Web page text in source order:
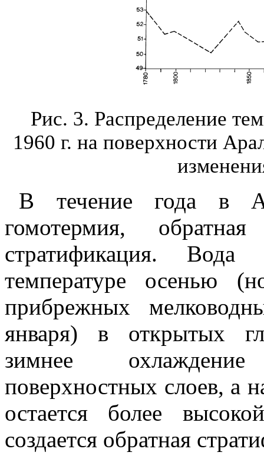
Рис. 3. Распределение
1960 г. на поверхности
В течение года в
гомотермия,
стратификация. Вода
температуре осенью
прибрежных
января) в открытых
зимнее
поверхностных слоев, а
остается более
создается обратная